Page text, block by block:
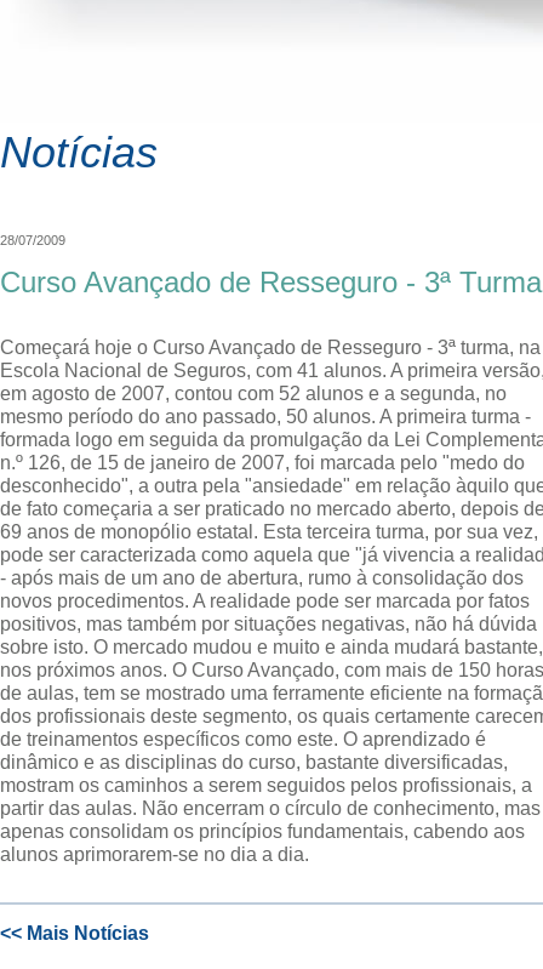
Notícias
28/07/2009
Curso Avançado de Resseguro - 3ª Turma
Começará hoje o Curso Avançado de Resseguro - 3ª turma, na
Escola Nacional de Seguros, com 41 alunos. A primeira
em agosto de 2007, contou com 52 alunos e a segunda, no
mesmo período do ano passado, 50 alunos. A primeira turma -
formada logo em seguida da promulgação da Lei
n.º 126, de 15 de janeiro de 2007, foi marcada pelo "medo do
desconhecido", a outra pela "ansiedade" em relação àquilo
de fato começaria a ser praticado no mercado aberto, depois
69 anos de monopólio estatal. Esta terceira turma, por sua vez,
pode ser caracterizada como aquela que "já vivencia a
- após mais de um ano de abertura, rumo à consolidação dos
novos procedimentos. A realidade pode ser marcada por fatos
positivos, mas também por situações negativas, não há dúvida
sobre isto. O mercado mudou e muito e ainda mudará bastante,
nos próximos anos. O Curso Avançado, com mais de 150 horas
de aulas, tem se mostrado uma ferramente eficiente na
dos profissionais deste segmento, os quais certamente
de treinamentos específicos como este. O aprendizado é
dinâmico e as disciplinas do curso, bastante diversificadas,
mostram os caminhos a serem seguidos pelos profissionais, a
partir das aulas. Não encerram o círculo de conhecimento, mas
apenas consolidam os princípios fundamentais, cabendo aos
alunos aprimorarem-se no dia a dia.
<< Mais Notícias